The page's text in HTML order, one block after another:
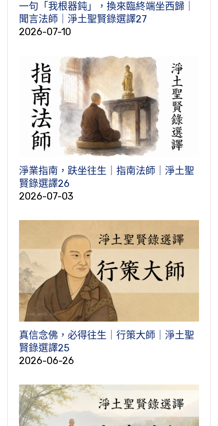
一句「我根器鈍」，換來臨終端坐西歸｜
聞言法師｜淨土聖賢錄選譯27
2026-07-10
淨業指南，趺坐往生｜指南法師｜淨土聖
賢錄選譯26
2026-07-03
真信念佛，必得往生｜行策大師｜淨土聖
賢錄選譯25
2026-06-26